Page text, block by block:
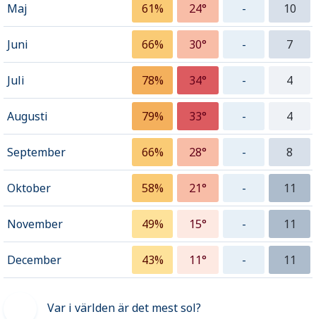
Maj 61% 24° - 10
Juni 66% 30° - 7
Juli 78% 34° - 4
Augusti 79% 33° - 4
September 66% 28° - 8
Oktober 58% 21° - 11
November 49% 15° - 11
December 43% 11° - 11
Var i världen är det mest sol?